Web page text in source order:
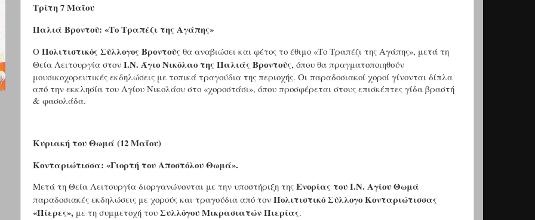
Τρίτη 7 Μαΐου
Παλιά Βροντού: «Το Τραπέζι της Αγάπης»
Ο Πολιτιστικός Σύλλογος Βροντούς θα αναβιώσει και φέτος το έθιμο «Το Τραπέζι της Αγάπης», μετά τη
Θεία Λειτουργία στον Ι.Ν. Άγιο Νικόλαο της Παλιάς Βροντούς, όπου θα πραγματοποιηθούν
μουσικοχορευτικές εκδηλώσεις με τοπικά τραγούδια της περιοχής. Οι παραδοσιακοί χοροί γίνονται δίπλα
από την εκκλησία του Αγίου Νικολάου στο «χοροστάσι», όπου προσφέρεται στους επισκέπτες γίδα βραστή
& φασολάδα.
Κυριακή του Θωμά (12 Μαΐου)
Κονταριώτισσα: «Γιορτή του Αποστόλου Θωμά».
Μετά τη Θεία Λειτουργία διοργανώνονται με την υποστήριξη της Ενορίας του Ι.Ν. Αγίου Θωμά
παραδοσιακές εκδηλώσεις με χορούς και τραγούδια από τον Πολιτιστικό Σύλλογο Κονταριώτισσας
«Πίερες», με τη συμμετοχή του Συλλόγου Μικρασιατών Πιερίας.